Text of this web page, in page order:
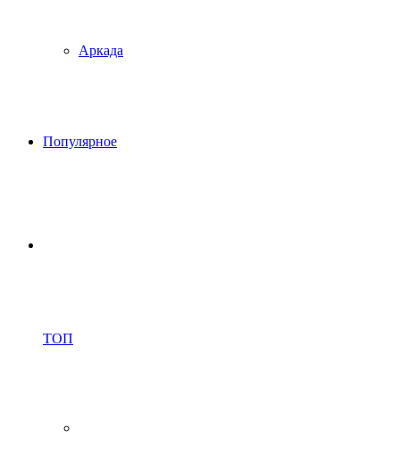
Аркада
Популярное
ТОП